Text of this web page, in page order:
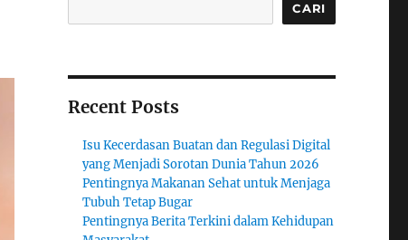
CARI
Recent Posts
Isu Kecerdasan Buatan dan Regulasi Digital
yang Menjadi Sorotan Dunia Tahun 2026
Pentingnya Makanan Sehat untuk Menjaga
Tubuh Tetap Bugar
Pentingnya Berita Terkini dalam Kehidupan